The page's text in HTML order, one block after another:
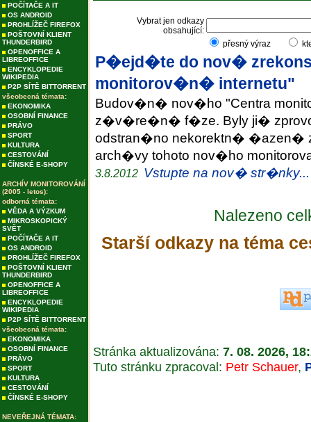
POČÍTAČE A IT
OS ANDROID
PROHLÍŽEČ FIREFOX
POŠTOVNÍ KLIENT
THUNDERBIRD
OPENOFFICE A
LIBREOFFICE
ENCYKLOPEDIE
WIKIPEDIA
P2P SÍTĚ BITTORRENT
všeobecná témata:
EKONOMIKA
OSOBNÍ FINANCE
PRÁVO
SPORT
KULTURA
CESTOVÁNÍ
ČÍNSKÉ E-SHOPY
ARCHÍV MONITOROVÁNÍ
(2005 - letos):
odborná témata:
VĚDA A VÝZKUM
MIKROSKOPICKÝ
SVĚT
POČÍTAČE A IT
OS ANDROID
PROHLÍŽEČ FIREFOX
POŠTOVNÍ KLIENT
THUNDERBIRD
OPENOFFICE A
LIBREOFFICE
ENCYKLOPEDIE
WIKIPEDIA
P2P SÍTĚ BITTORRENT
všeobecná témata:
EKONOMIKA
OSOBNÍ FINANCE
PRÁVO
SPORT
KULTURA
CESTOVÁNÍ
ČÍNSKÉ E-SHOPY
NEVEŘEJNÁ TÉMATA:
Vybrat jen odkazy
obsahující:
přesný výraz
P�ejd�te do nov�
monitorov�n� internetu"
Budov�n� nov�ho "Centra
z�v�re�n� f�ze. Byly ji�
odstran�no nekorektn� �azen�
arch�vy tohoto nov�ho
3.8.2012 Vstupte na nov� str�nky...
Nalezeno
Starší odkazy na téma
Stránka aktualizována: 7. 08. 2026,
Tuto stránku zpracoval: Petr Schauer,